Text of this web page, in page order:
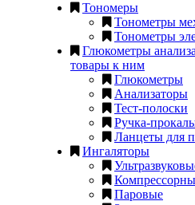
Тономеры
Тонометры
Тонометры
Глюкометры
товары к ним
Глюкометры
Анализаторы
Тест-полоски
Ручка-
Ланцеты для
Ингаляторы
Паровые